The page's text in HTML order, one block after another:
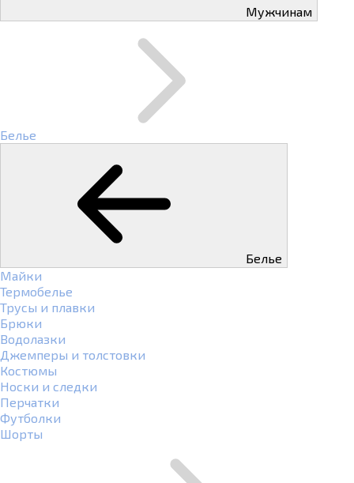
Мужчинам
Белье
Белье
Майки
Термобелье
Трусы и плавки
Брюки
Водолазки
Джемперы и толстовки
Костюмы
Носки и следки
Перчатки
Футболки
Шорты